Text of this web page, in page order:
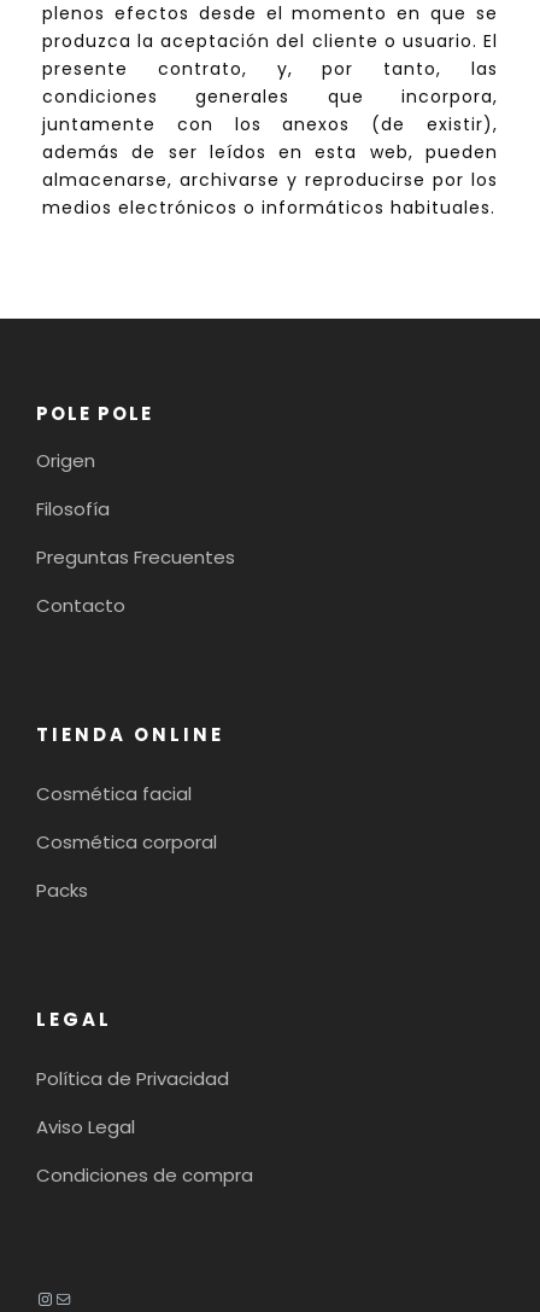
plenos efectos desde el momento en que se
produzca la aceptación del cliente o usuario. El
presente contrato, y, por tanto, las
condiciones generales que incorpora,
juntamente con los anexos (de existir),
además de ser leídos en esta web, pueden
almacenarse, archivarse y reproducirse por los
medios electrónicos o informáticos habituales.
POLE POLE
Origen
Filosofía
Preguntas Frecuentes
Contacto
TIENDA ONLINE
Cosmética facial
Cosmética corporal
Packs
LEGAL
Política de Privacidad
Aviso Legal
Condiciones de compra
Instagram